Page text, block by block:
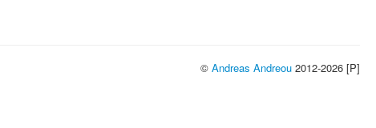
© Andreas Andreou 2012-2026 [P]